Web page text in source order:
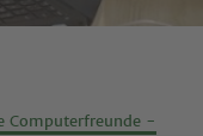
Computerfreunde -